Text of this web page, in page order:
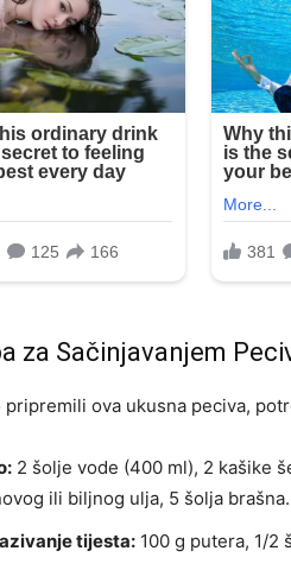
za Sačinjavanjem
pripremili ova ukusna peciva,
2 šolje vode (400 ml), 2 kašike
ili biljnog ulja, 5 šolja brašna.
tijesta: 100 g putera, 1/2